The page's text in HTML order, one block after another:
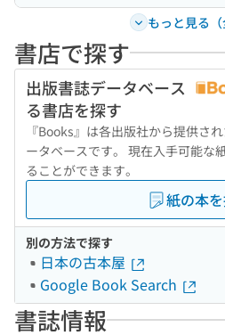
もっと見る（
書店で探す
出版書誌データベース
る書店を探す
『Books』は各出版社から提供さ
ータベースです。 現在入手可能な
ることができます。
紙の本
別の方法で探す
日本の古本屋
Google Book Search
書誌情報